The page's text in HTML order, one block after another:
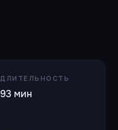
ДЛИТЕЛЬНОСТЬ
93 мин